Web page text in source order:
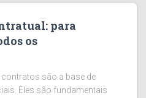
para
os
são a base de
Eles são fundamentais